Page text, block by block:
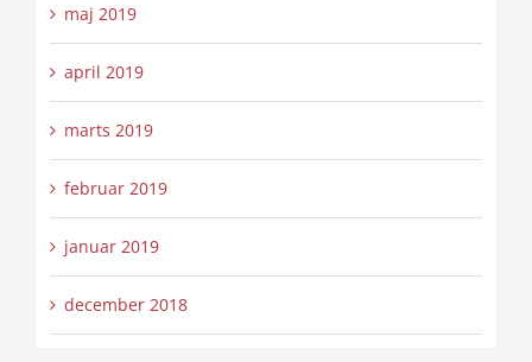
maj 2019
april 2019
marts 2019
februar 2019
januar 2019
december 2018